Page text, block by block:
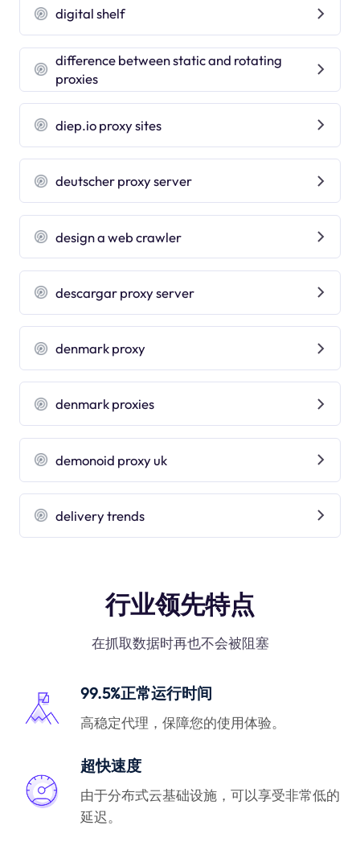
digital shelf
difference between static and rotating
proxies
diep.io proxy sites
deutscher proxy server
design a web crawler
descargar proxy server
denmark proxy
denmark proxies
demonoid proxy uk
delivery trends
行业领先特点
在抓取数据时再也不会被阻塞
99.5%正常运行时间
高稳定代理，保障您的使用体验。
超快速度
由于分布式云基础设施，可以享受非常低的
延迟。